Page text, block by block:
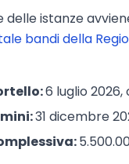
delle istanze
bandi della
6 luglio 2026,
31 dicembre